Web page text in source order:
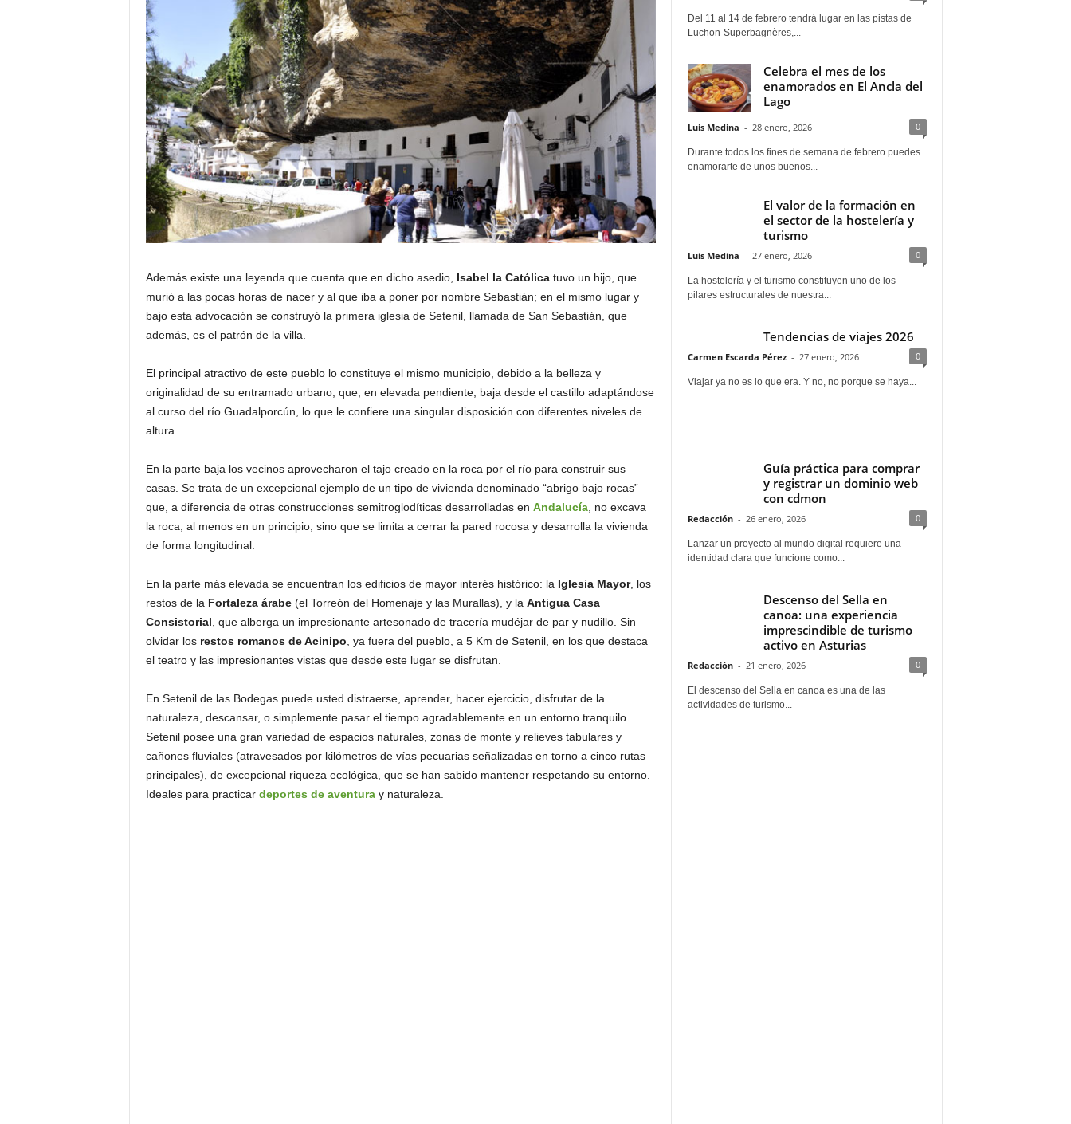
Además existe una leyenda que cuenta que en dicho asedio, Isabel la Católicatuvo un hijo, que
murió a las pocas horas de nacer y al que iba a poner por nombre Sebastián; en el mismo lugar y
bajo esta advocación se construyó la primera iglesia de Setenil, llamada de San Sebastián, que
además, es el patrón de la villa.
El principal atractivo de este pueblo lo constituye el mismo municipio, debido a la belleza y
originalidad de su entramado urbano, que, en elevada pendiente, baja desde el castillo adaptándose
al curso del río Guadalporcún, lo que le confiere una singular disposición con diferentes niveles de
altura.
En la parte baja los vecinos aprovecharon el tajo creado en la roca por el río para construir sus
casas. Se trata de un excepcional ejemplo de un tipo de vivienda denominado “abrigo bajo rocas”
que, a diferencia de otras construcciones semitroglodíticas desarrolladas en Andalucía, no excava
la roca, al menos en un principio, sino que se limita a cerrar la pared rocosa y desarrolla la vivienda
de forma longitudinal.
En la parte más elevada se encuentran los edificios de mayor interés histórico: la Iglesia Mayor, los
restos de la Fortaleza árabe(el Torreón del Homenaje y las Murallas), y la Antigua Casa
Consistorial , que alberga un impresionante artesonado de tracería mudéjar de par y nudillo. Sin
olvidar los restos romanos de Acinipo , ya fuera del pueblo, a 5 Km de Setenil, en los que destaca
el teatro y las impresionantes vistas que desde este lugar se disfrutan.
En Setenil de las Bodegas puede usted distraerse, aprender, hacer ejercicio, disfrutar de la
naturaleza, descansar, o simplemente pasar el tiempo agradablemente en un entorno tranquilo.
Setenil posee una gran variedad de espacios naturales, zonas de monte y relieves tabulares y
cañones fluviales (atravesados por kilómetros de vías pecuarias señalizadas en torno a cinco rutas
principales), de excepcional riqueza ecológica, que se han sabido mantener respetando su entorno.
Ideales para practicar deportes de aventuray naturaleza.
Del 11 al 14 de febrero tendrá lugar en las pistas de
Luchon-Superbagnères,...
Celebra el mes de los
enamorados en El Ancla del
Lago
Luis Medina - 28 enero, 2026 0
Durante todos los fines de semana de febrero puedes
enamorarte de unos buenos...
El valor de la formación en
el sector de la hostelería y
turismo
Luis Medina - 27 enero, 2026 0
La hostelería y el turismo constituyen uno de los
pilares estructurales de nuestra...
Tendencias de viajes 2026
Carmen Escarda Pérez - 27 enero, 2026 0
Viajar ya no es lo que era. Y no, no porque se haya...
Guía práctica para comprar
y registrar un dominio web
con cdmon
Redacción - 26 enero, 2026 0
Lanzar un proyecto al mundo digital requiere una
identidad clara que funcione como...
Descenso del Sella en
canoa: una experiencia
imprescindible de turismo
activo en Asturias
Redacción - 21 enero, 2026 0
El descenso del Sella en canoa es una de las
actividades de turismo...